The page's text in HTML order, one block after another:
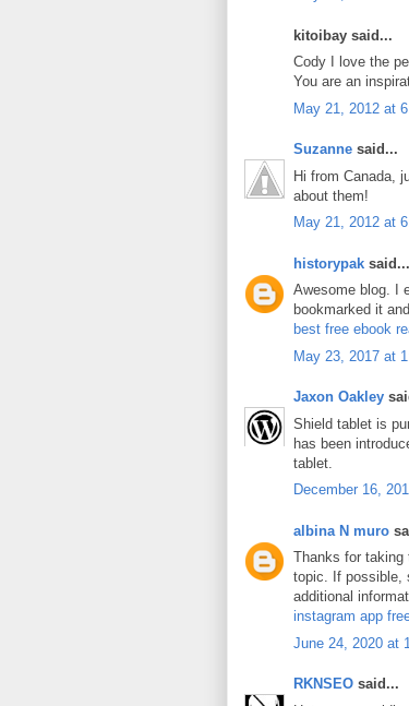
kitoibay said...
Cody I love the
You are an
May 21, 2012 at
Suzanne said...
Hi from Canada,
about them!
May 21, 2012 at
historypak said...
Awesome blog. I
bookmarked it
best free ebook
May 23, 2017 at
Jaxon Oakley
Shield tablet is
has been
tablet.
December 16,
albina N muro
Thanks for taking
topic. If possible,
additional
instagram app
June 24, 2020 at
RKNSEO said...